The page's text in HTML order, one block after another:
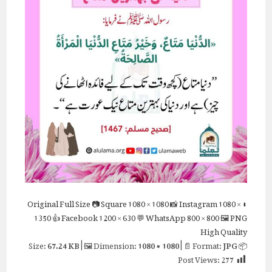
⬇ Original
Full Size📷 Square1080 × 1080📸 Instagram1080 ×
1350👍 Facebook1200 × 630💬 WhatsApp800 × 800🖼 PNG
High Quality
📦 Size:
67.24 KB| 🖼 Dimension:1080 × 1080| 📄 Format:JPG
Post Views:277